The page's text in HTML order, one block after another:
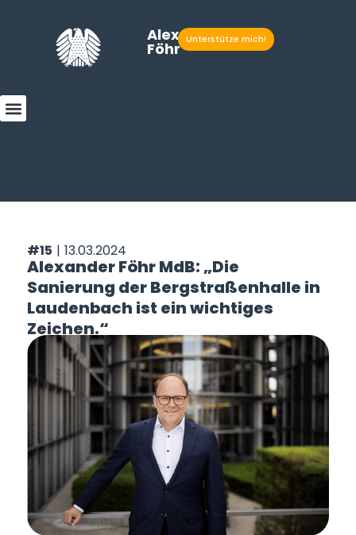
Alexander
Föhr Unterstütze mich!
#15 | 13.03.2024
Alexander Föhr MdB: „Die
Sanierung der Bergstraßenhalle in
Laudenbach ist ein wichtiges
Zeichen.“